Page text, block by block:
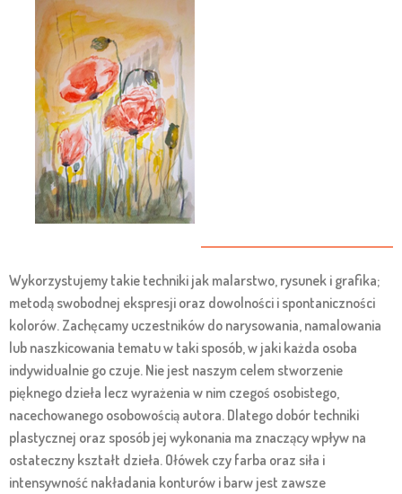
Wykorzystujemy takie techniki jak malarstwo, rysunek i grafika;
metodą swobodnej ekspresji oraz dowolności i spontaniczności
kolorów. Zachęcamy uczestników do narysowania, namalowania
lub naszkicowania tematu w taki sposób, w jaki każda osoba
indywidualnie go czuje. Nie jest naszym celem stworzenie
pięknego dzieła lecz wyrażenia w nim czegoś osobistego,
nacechowanego osobowością autora. Dlatego dobór techniki
plastycznej oraz sposób jej wykonania ma znaczący wpływ na
ostateczny kształt dzieła. Ołówek czy farba oraz siła i
intensywność nakładania konturów i barw jest zawsze